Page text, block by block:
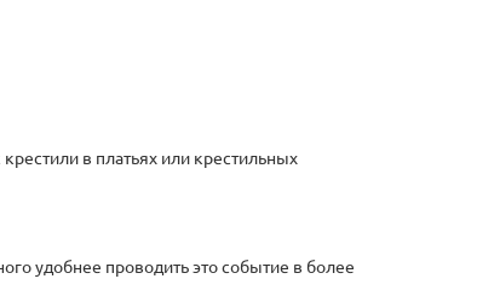
в платьях или крестильных
удобнее проводить это событие в более